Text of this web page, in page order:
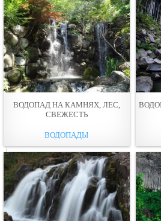
ВОДОПАД НА КАМНЯХ, ЛЕС,
СВЕЖЕСТЬ
ВОДОПАДЫ